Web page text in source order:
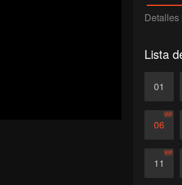
Detalles
Lista
01
06
VIP
11
VIP